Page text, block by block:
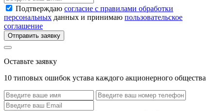
Подтверждаю согласие с правилами обработки
персональных данных и принимаю пользовательское
соглашение
Отправить заявку
Оставьте заявку
10 типовых ошибок устава каждого акционерного общества